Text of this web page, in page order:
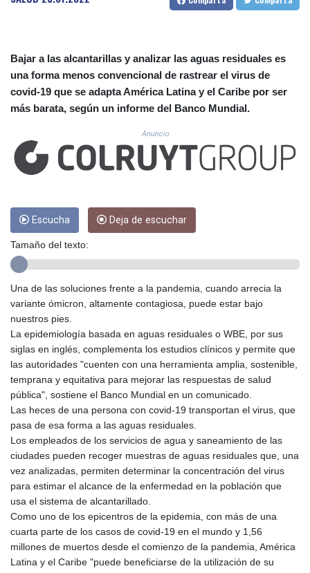
CUC 1.156136
DJF 205.267449
DKK 7.477932
DOP 67.289164
DZD 152.967099
ERN 17.342035
ETB 186.049588
FJD 2.553384
GEL 3.017966
GGP 0.8566
GIP 0.8566
GNF 10123.874202
GTQ 8.794891
HKD 9.067746
HNL 30.895616
HRK 7.536622
HTG 150.718127
HUF 363.096405
IDR 20580.370421
ILS 3.468234
IMP 0.8566
INR 110.076256
IQD 1509.981237
IRR
ISK 142.598215
JEP 0.8566
JMD 183.057725
JOD 0.819746
Bajar a las alcantarillas y analizar las aguas residuales es
una forma menos convencional de rastrear el virus de
covid-19 que se adapta América Latina y el Caribe por ser
más barata, según un informe del Banco Mundial.
Anuncio
Escucha Deja de escuchar
Tamaño del texto:
Una de las soluciones frente a la pandemia, cuando arrecia la
variante ómicron, altamente contagiosa, puede estar bajo
nuestros pies.
La epidemiología basada en aguas residuales o WBE, por sus
siglas en inglés, complementa los estudios clínicos y permite que
las autoridades "cuenten con una herramienta amplia, sostenible,
temprana y equitativa para mejorar las respuestas de salud
pública", sostiene el Banco Mundial en un comunicado.
Las heces de una persona con covid-19 transportan el virus, que
pasa de esa forma a las aguas residuales.
Los empleados de los servicios de agua y saneamiento de las
ciudades pueden recoger muestras de aguas residuales que, una
vez analizadas, permiten determinar la concentración del virus
para estimar el alcance de la enfermedad en la población que
usa el sistema de alcantarillado.
Como uno de los epicentros de la epidemia, con más de una
cuarta parte de los casos de covid-19 en el mundo y 1,56
millones de muertos desde el comienzo de la pandemia, América
Latina y el Caribe "puede beneficiarse de la utilización de su